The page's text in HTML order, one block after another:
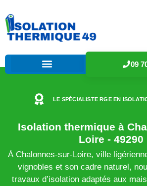
09
LE SPÉCIALISTE RGE EN
Isolation thermique à
Loire - 49290
À Chalonnes-sur-Loire, ville
vignobles et son cadre naturel,
travaux d’isolation adaptés aux